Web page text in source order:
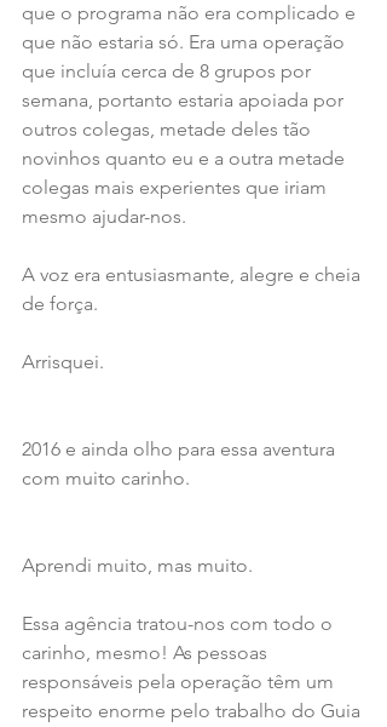
que o programa não era complicado e
que não estaria só. Era uma operação
que incluía cerca de 8 grupos por
semana, portanto estaria apoiada por
outros colegas, metade deles tão
novinhos quanto eu e a outra metade
colegas mais experientes que iriam
mesmo ajudar-nos.
A voz era entusiasmante, alegre e cheia
de força.
Arrisquei.
2016 e ainda olho para essa aventura
com muito carinho.
Aprendi muito, mas muito.
Essa agência tratou-nos com todo o
carinho, mesmo! As pessoas
responsáveis pela operação têm um
respeito enorme pelo trabalho do Guia